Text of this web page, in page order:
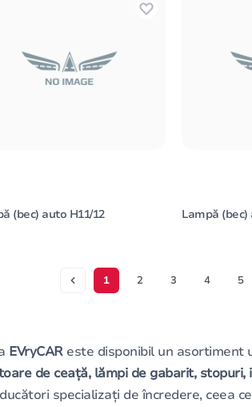
(bec) auto H11/12 Lampă (bec)
1 2 3 4 5
EVryCAReste disponibil un asortiment
de ceață, lămpi de gabarit, stopuri,
specializați de încredere, ceea